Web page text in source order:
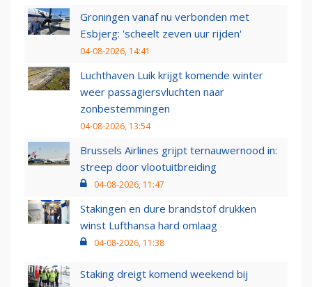
Groningen vanaf nu verbonden met
Esbjerg: 'scheelt zeven uur rijden'
04-08-2026, 14:41
Luchthaven Luik krijgt komende winter
weer passagiersvluchten naar
zonbestemmingen
04-08-2026, 13:54
Brussels Airlines grijpt ternauwernood in:
streep door vlootuitbreiding
04-08-2026, 11:47
Stakingen en dure brandstof drukken
winst Lufthansa hard omlaag
04-08-2026, 11:38
Staking dreigt komend weekend bij